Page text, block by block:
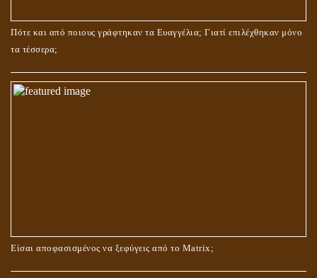
Πότε και από ποιους γράφτηκαν τα Ευαγγέλια; Γιατί επιλέχθηκαν μόνο
τα τέσσερα;
Είσαι αποφασισμένος να ξεφύγεις από το Matrix;
ΤΟ ΣΗΜΕΙΟ ΤΟΥ ΣΤΑΥΡΟΥ
ΝΗΠΙΑΚΑ ΤΟΥ ΧΡΟΝΙΑ